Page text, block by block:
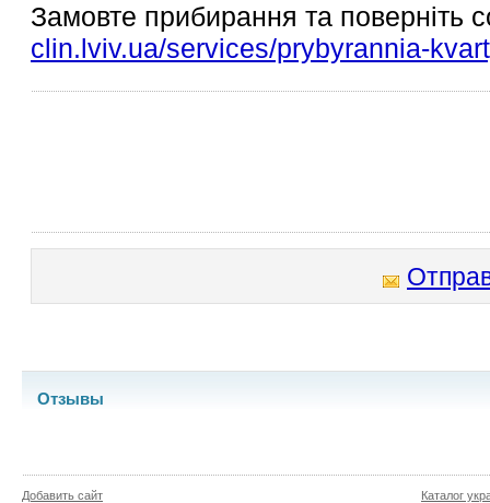
Замовте прибирання та поверніть
clin.lviv.ua/services/prybyrannia-
Отзывы
Добавить сайт
Каталог